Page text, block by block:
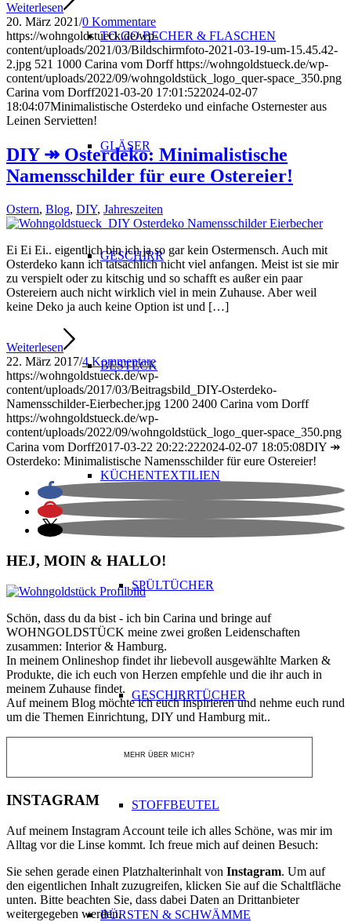
TO GO BECHER & FLASCHEN
GLÄSER
GESCHIRR
BESTECK
KÜCHENTEXTILIEN
SPÜLTÜCHER
GESCHIRRTÜCHER
STOFFBEUTEL
BÜRSTEN & SCHWÄMME
Weiterlesen
20. März 2021/0 Kommentare
https://wohngoldstueck.de/wp-
content/uploads/2021/03/Bildschirmfoto-2021-03-19-um-15.45.42-
2.jpg 521 1000 Carina vom Dorff https://wohngoldstueck.de/wp-
content/uploads/2022/09/wohngoldstück_logo_quer-space_350.png
Carina vom Dorff2021-03-20 17:01:522024-02-07
18:04:07Minimalistische Osterdeko und einfache Osternester aus
Leinen Servietten!
DIY ↠ Osterdeko: Minimalistische
Namensschilder für eure Ostereier!
Ostern, Blog, DIY, Jahreszeiten
Ei Ei Ei.. eigentlich bin ich ja so gar kein Ostermensch. Auch mit
Osterdeko kann ich tatsächlich nicht viel anfangen. Meist ist sie mir
zu verspielt oder zu kitschig und so schafft es außer ein paar
Ostereiern auch nicht wirklich viel in mein Zuhause. Aber weil
keine Deko ja auch keine Option ist und […]
Weiterlesen
22. März 2017/4 Kommentare
https://wohngoldstueck.de/wp-
content/uploads/2017/03/Beitragsbild_DIY-Osterdeko-
Namensschilder-Eierbecher.jpg 1200 2400 Carina vom Dorff
https://wohngoldstueck.de/wp-
content/uploads/2022/09/wohngoldstück_logo_quer-space_350.png
Carina vom Dorff2017-03-22 20:22:222024-02-07 18:05:08DIY ↠
Osterdeko: Minimalistische Namensschilder für eure Ostereier!
HEJ, MOIN & HALLO!
Schön, dass du da bist - ich bin Carina und bringe auf
WOHNGOLDSTÜCK meine zwei großen Leidenschaften
zusammen: Interior & Hamburg.
In meinem Onlineshop findet ihr liebevoll ausgewählte Marken &
Produkte, die ich euch von Herzen empfehle und die ihr auch in
meinem Zuhause findet.
Auf meinem Blog möchte ich euch inspirieren und nehme euch rund
um die Themen Einrichtung, DIY und Hamburg mit..
MEHR ÜBER MICH?
INSTAGRAM
Auf meinem Instagram Account teile ich alles Schöne, was mir im
Alltag vor die Linse kommt. Ich freue mich auf deinen Besuch:
Sie sehen gerade einen Platzhalterinhalt von Instagram. Um auf
den eigentlichen Inhalt zuzugreifen, klicken Sie auf die Schaltfläche
unten. Bitte beachten Sie, dass dabei Daten an Drittanbieter
weitergegeben werden.